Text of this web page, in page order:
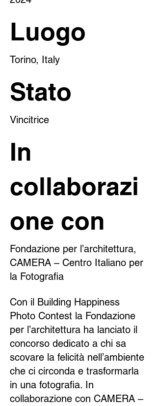
Luogo
Torino, Italy
Stato
Vincitrice
In
collaborazi
one con
Fondazione per l’architettura,
CAMERA – Centro Italiano per
la Fotografia
Con il Building Happiness
Photo Contest la Fondazione
per l’architettura ha lanciato il
concorso dedicato a chi sa
scovare la felicità nell’ambiente
che ci circonda e trasformarla
in una fotografia. In
collaborazione con CAMERA –